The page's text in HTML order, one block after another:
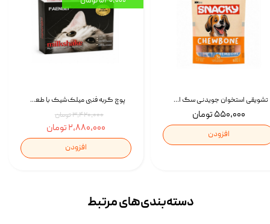
پوچ گربه فنبی میلک‌شیک با طعم مرغ Faenbei Cat Milk Shake Pouch بسته 12 عددی
۳,۴۲۰,۰۰۰ تومان
۲,۸۸۰,۰۰۰ تومان
افزودن
تشویقی استخوان جویدنی سگ اسنکی کرانچی با طعم مرغ Snacky Crunchy Munchy وزن 100 گرم
۵۵۰,۰۰۰ تومان
افزودن
دسته‌بندی‌‌های مرتبط